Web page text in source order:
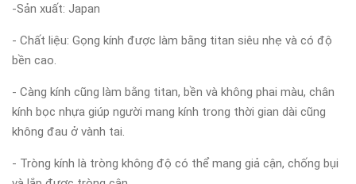
-Sản xuất: Japan
- Chất liệu: Gọng kính được làm bằng titan siêu nhẹ và có độ
bền cao.
- Càng kính cũng làm bằng titan, bền và không phai màu, chân
kính bọc nhựa giúp người mang kính trong thời gian dài cũng
không đau ở vành tai.
- Tròng kính là tròng không độ có thể mang giả cận, chống bụi